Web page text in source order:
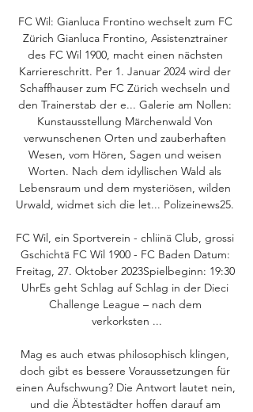
FC Wil: Gianluca Frontino wechselt zum FC
Zürich Gianluca Frontino, Assistenztrainer
des FC Wil 1900, macht einen nächsten
Karriereschritt. Per 1. Januar 2024 wird der
Schaffhauser zum FC Zürich wechseln und
den Trainerstab der e... Galerie am Nollen:
Kunstausstellung Märchenwald Von
verwunschenen Orten und zauberhaften
Wesen, vom Hören, Sagen und weisen
Worten. Nach dem idyllischen Wald als
Lebensraum und dem mysteriösen, wilden
Urwald, widmet sich die let... Polizeinews25.
FC Wil, ein Sportverein - chliinä Club, grossi
Gschichtä FC Wil 1900 - FC Baden Datum:
Freitag, 27. Oktober 2023Spielbeginn: 19:30
UhrEs geht Schlag auf Schlag in der Dieci
Challenge League – nach dem
verkorksten ...
Mag es auch etwas philosophisch klingen,
doch gibt es bessere Voraussetzungen für
einen Aufschwung? Die Antwort lautet nein,
und die Äbtestädter hoffen darauf am